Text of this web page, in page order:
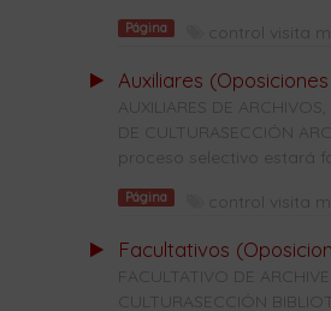
Página control visita
Auxiliares
AUXILIARES DE
DE CULTURASECCIÓN
proceso selectivo estará
Página control visita
Facultativos
FACULTATIVO DE
CULTURASECCIÓN